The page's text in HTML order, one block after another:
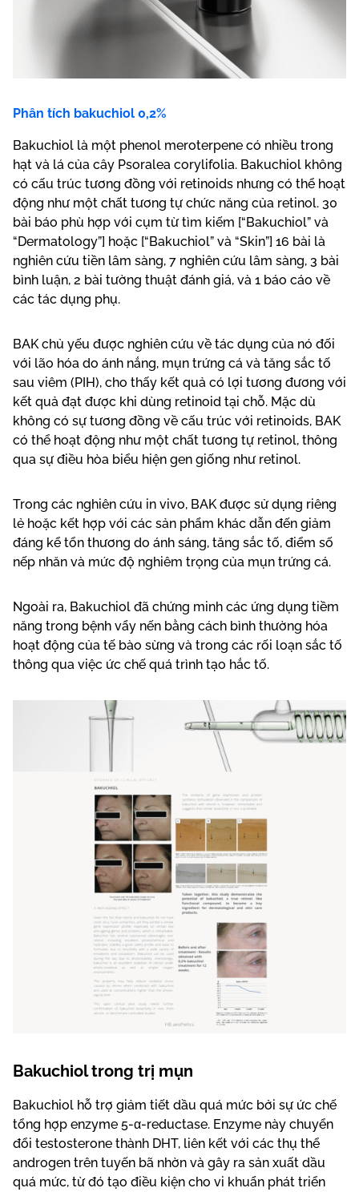
Phân tích bakuchiol 0,2%
Bakuchiol là một phenol meroterpene có nhiều trong
hạt và lá của cây Psoralea corylifolia. Bakuchiol không
có cấu trúc tương đồng với retinoids nhưng có thể hoạt
động như một chất tương tự chức năng của retinol. 30
bài báo phù hợp với cụm từ tìm kiếm [“Bakuchiol” và
“Dermatology”] hoặc [“Bakuchiol” và “Skin”] 16 bài là
nghiên cứu tiền lâm sàng, 7 nghiên cứu lâm sàng, 3 bài
bình luận, 2 bài tường thuật đánh giá, và 1 báo cáo về
các tác dụng phụ.
BAK chủ yếu được nghiên cứu về tác dụng của nó đối
với lão hóa do ánh nắng, mụn trứng cá và tăng sắc tố
sau viêm (PIH), cho thấy kết quả có lợi tương đương với
kết quả đạt được khi dùng retinoid tại chỗ. Mặc dù
không có sự tương đồng về cấu trúc với retinoids, BAK
có thể hoạt động như một chất tương tự retinol, thông
qua sự điều hòa biểu hiện gen giống như retinol.
Trong các nghiên cứu in vivo, BAK được sử dụng riêng
lẻ hoặc kết hợp với các sản phẩm khác dẫn đến giảm
đáng kể tổn thương do ánh sáng, tăng sắc tố, điểm số
nếp nhăn và mức độ nghiêm trọng của mụn trứng cá.
Ngoài ra, Bakuchiol đã chứng minh các ứng dụng tiềm
năng trong bệnh vẩy nến bằng cách bình thường hóa
hoạt động của tế bào sừng và trong các rối loạn sắc tố
thông qua việc ức chế quá trình tạo hắc tố.
Bakuchiol trong trị mụn
Bakuchiol hỗ trợ giảm tiết dầu quá mức bởi sự ức chế
tổng hợp enzyme 5-α-reductase. Enzyme này chuyển
đổi testosterone thành DHT, liên kết với các thụ thể
androgen trên tuyến bã nhờn và gây ra sản xuất dầu
quá mức, từ đó tạo điều kiện cho vi khuẩn phát triển